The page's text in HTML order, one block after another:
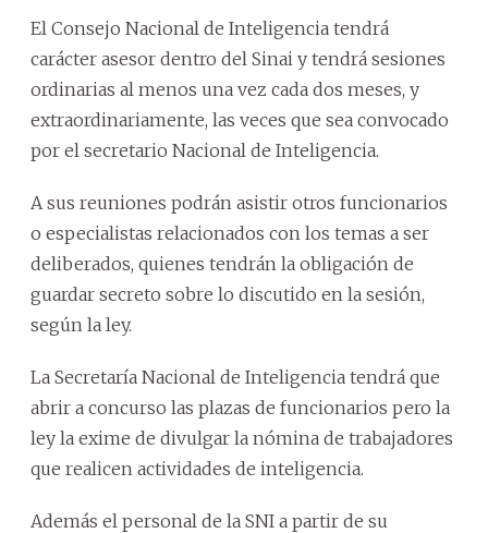
El Consejo Nacional de Inteligencia tendrá
carácter asesor dentro del Sinai y tendrá sesiones
ordinarias al menos una vez cada dos meses, y
extraordinariamente, las veces que sea convocado
por el secretario Nacional de Inteligencia.
A sus reuniones podrán asistir otros funcionarios
o especialistas relacionados con los temas a ser
deliberados, quienes tendrán la obligación de
guardar secreto sobre lo discutido en la sesión,
según la ley.
La Secretaría Nacional de Inteligencia tendrá que
abrir a concurso las plazas de funcionarios pero la
ley la exime de divulgar la nómina de trabajadores
que realicen actividades de inteligencia.
Además el personal de la SNI a partir de su